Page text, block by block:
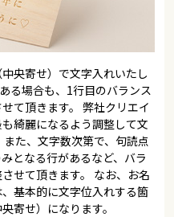
央寄せ）で文字入れいたし
る場合も、1行目のバランス
て頂きます。 弊社クリエイ
綺麗になるよう調整して文
た、文字数次第で、句読点
となる行があるなど、バラ
せて頂きます。 なお、お名
基本的に文字位入れする箇
寄せ）になります。